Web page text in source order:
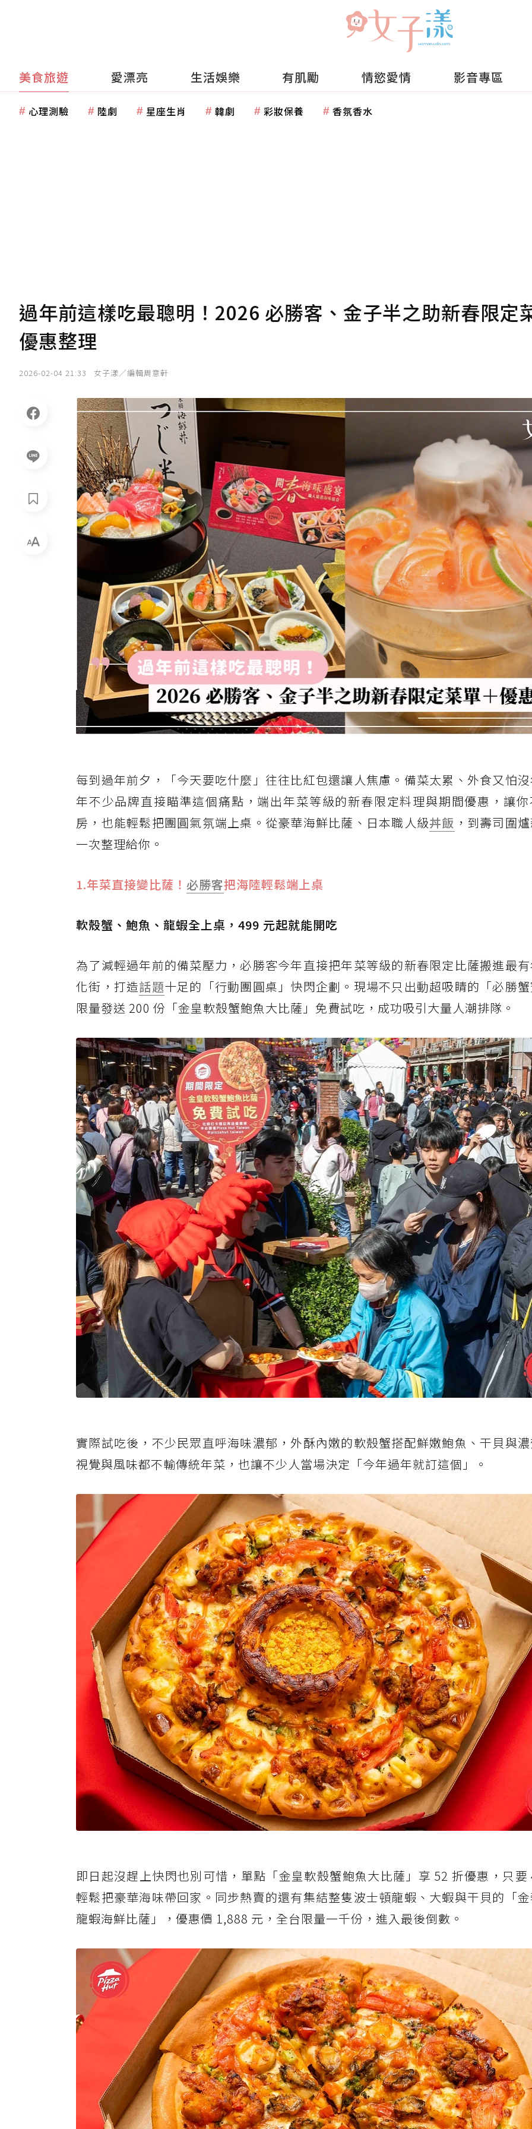
美食旅遊 愛漂亮 生活娛樂 有肌勵 情慾愛情 影音專區
心理測驗 陸劇 星座生肖 韓劇 彩妝保養 香氛香水
過年前這樣吃最聰明！2026 必勝客、金子半之助新春限定
優惠整理
2026-02-04 21:33 女子漾／編輯周意軒
每到過年前夕，「今天要吃什麼」往往比紅包還讓人焦慮。備菜太累、外食又怕
年不少品牌直接瞄準這個痛點，端出年菜等級的新春限定料理與期間優惠，讓
房，也能輕鬆把團圓氣氛端上桌。從豪華海鮮比薩、日本職人級丼飯 ，到壽司圍
一次整理給你。
1.年菜直接變比薩！ 必勝客把海陸輕鬆端上桌
軟殼蟹、鮑魚、龍蝦全上桌，499 元起就能開吃
為了減輕過年前的備菜壓力，必勝客今年直接把年菜等級的新春限定比薩搬進最
化街，打造話題十足的「行動團圓桌」快閃企劃。現場不只出動超吸睛的「必勝
限量發送 200 份「金皇軟殼蟹鮑魚大比薩」免費試吃，成功吸引大量人潮排隊。
實際試吃後，不少民眾直呼海味濃郁，外酥內嫩的軟殼蟹搭配鮮嫩鮑魚、干貝與
視覺與風味都不輸傳統年菜，也讓不少人當場決定「今年過年就訂這個」。
即日起沒趕上快閃也別可惜，單點「金皇軟殼蟹鮑魚大比薩」享 52 折優惠，只要
輕鬆把豪華海味帶回家。同步熱賣的還有集結整隻波士頓龍蝦、大蝦與干貝的「
龍蝦海鮮比薩」，優惠價 1,888 元，全台限量一千份，進入最後倒數。